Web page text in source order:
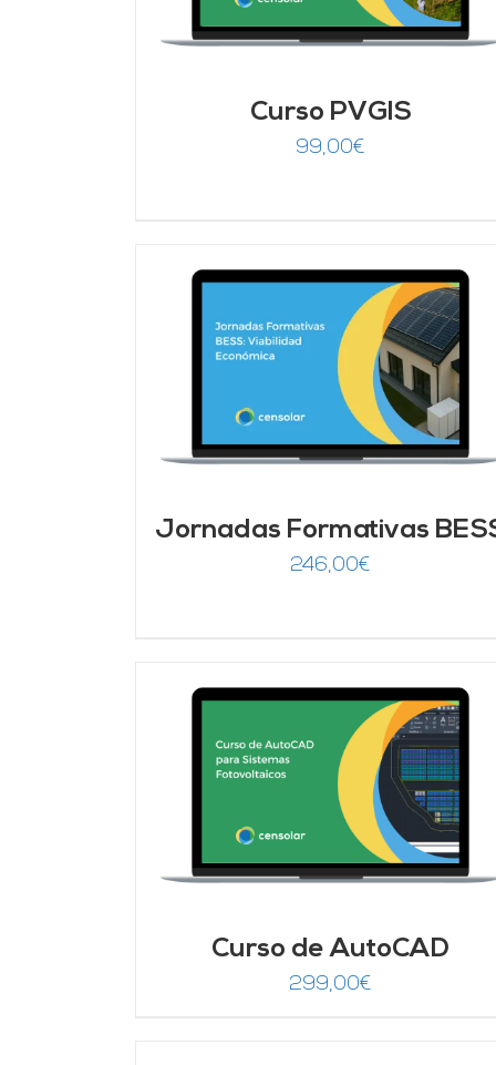
Curso PVGIS
99,00€
Jornadas Formativas
246,00€
AÑADIR AL CARRITO / DETALLES
Curso de AutoCAD
299,00€
AÑADIR AL CARRITO DETALLES